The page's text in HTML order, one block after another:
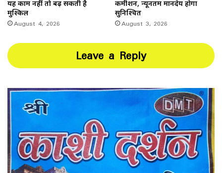
यह काम नहीं तो बढ़ सकती है
मुश्किल
August 4, 2026
कमीशन, न्यूनतम मानदेय होगा
सुनिश्चित
August 3, 2026
Leave a Reply